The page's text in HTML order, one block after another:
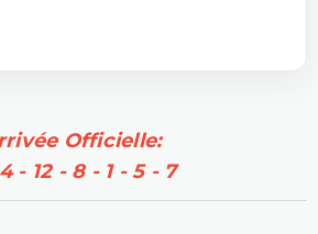
Officielle:
- 12 - 8 - 1 - 5 - 7